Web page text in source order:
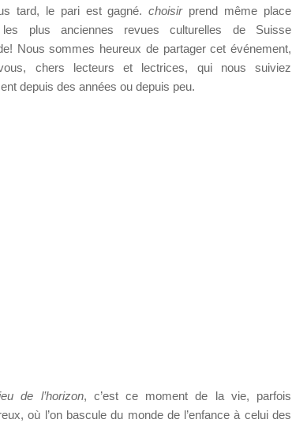
tard, le pari est gagné.choisirprend même place
plus anciennes revues culturelles de Suisse
Nous sommes heureux de partager cet événement,
chers lecteurs et lectrices, qui nous suiviez
depuis des années ou depuis peu.
de l’horizon, c’est ce moment de la vie, parfois
où l’on bascule du monde de l’enfance à celui des